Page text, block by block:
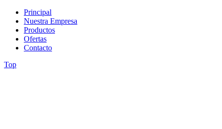
Principal
Nuestra Empresa
Productos
Ofertas
Contacto
Top